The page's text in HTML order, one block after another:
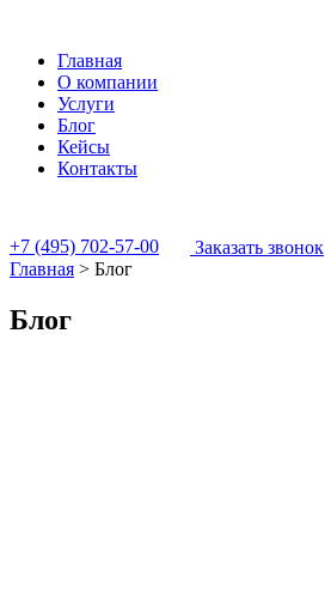
Главная
О компании
Услуги
Блог
Кейсы
Контакты
+7 (495) 702-57-00
Заказать звонок
Главная > Блог
Блог